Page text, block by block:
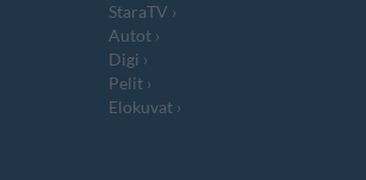
StaraTV
Autot
Digi
Pelit
Elokuvat